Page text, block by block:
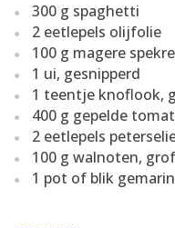
300 g spaghetti
2 eetlepels olijfolie
100 g magere
1 ui, gesnipperd
1 teentje knoflook,
400 g gepelde
2 eetlepels
100 g walnoten,
1 pot of blik